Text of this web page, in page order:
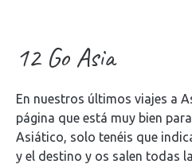
12 Go Asia
En nuestros últimos viajes a
página que está muy bien
Asiático, solo tenéis que
y el destino y os salen todas